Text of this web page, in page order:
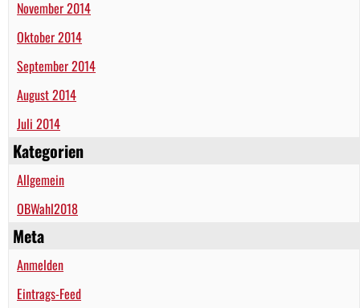
November 2014
Oktober 2014
September 2014
August 2014
Juli 2014
Kategorien
Allgemein
OBWahl2018
Meta
Anmelden
Eintrags-Feed